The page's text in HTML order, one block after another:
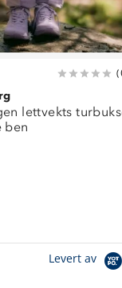
(
lettvekts
ben
Levert av